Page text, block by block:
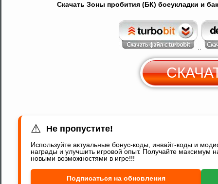
Скачать Зоны пробития (БК) боеукладки и
⚠ Не пропустите!
Используйте актуальные бонус-коды, инвайт-коды и
награды и улучшить игровой опыт. Получайте максимум
новыми возможностями в игре!!!
Подписаться на обновления